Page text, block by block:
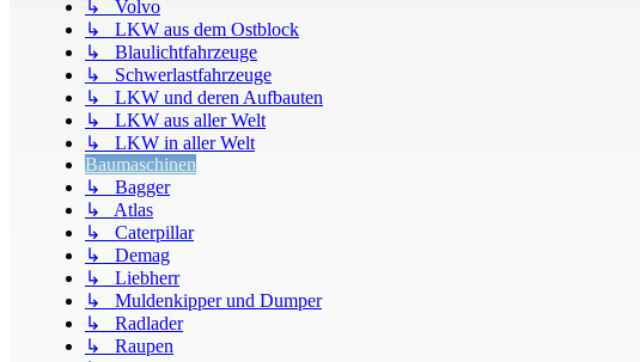
↳ Volvo
↳ LKW aus dem Ostblock
↳ Blaulichtfahrzeuge
↳ Schwerlastfahrzeuge
↳ LKW und deren Aufbauten
↳ LKW aus aller Welt
↳ LKW in aller Welt
Baumaschinen
↳ Bagger
↳ Atlas
↳ Caterpillar
↳ Demag
↳ Liebherr
↳ Muldenkipper und Dumper
↳ Radlader
↳ Raupen